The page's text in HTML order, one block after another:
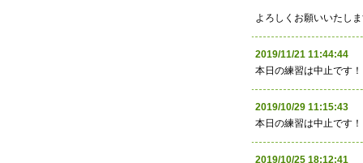
よろしくお願いいたし
2019/11/21
本日の練習は中止です
2019/10/29
本日の練習は中止です
2019/10/25